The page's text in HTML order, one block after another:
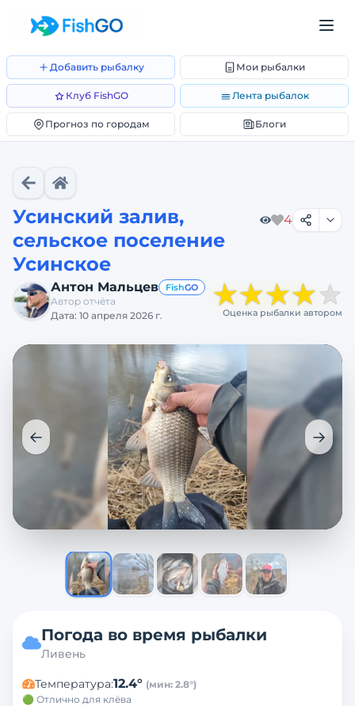
Добавить рыбалку Мои рыбалки
Клуб FishGO Лента рыбалок
Прогноз по городам Блоги
Усинский залив,
сельское поселение
Усинское
4
Антон Мальцев FishGO
Автор отчёта
Дата: 10 апреля 2026 г.
★★★★★
Оценка рыбалки автором
← →
Погода во время рыбалки
Ливень
Температура:12.4° (мин: 2.8°)
🟢 Отлично для клёва